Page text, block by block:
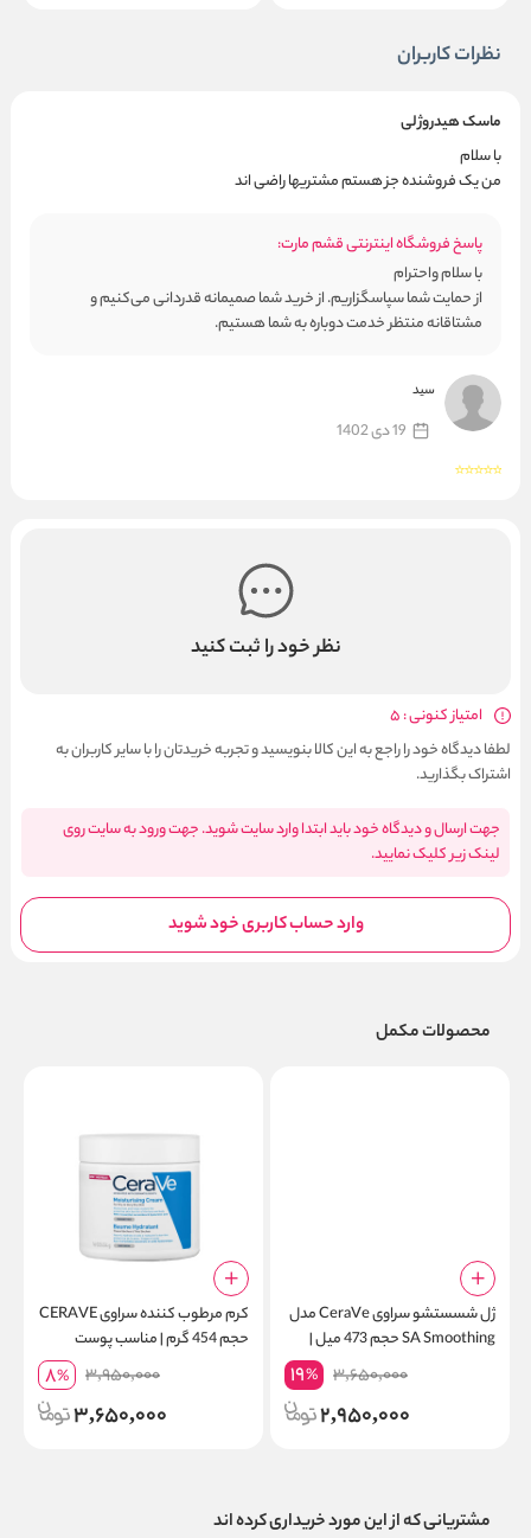
نظرات کاربران
ماسک هیدروژلی
با سلام
من یک فروشنده جز هستم مشتریها راضی اند
پاسخ فروشگاه اینترنتی قشم مارت:
با سلام واحترام
از حمایت شما سپاسگزاریم. از خرید شما صمیمانه قدردانی می‌کنیم و
مشتاقانه منتظر خدمت دوباره به شما هستیم.
سید
19 دی 1402
نظر خود را ثبت کنید
امتیاز کنونی : 5
لطفا دیدگاه خود را راجع به این کالا بنویسید و تجربه خریدتان را با سایر کاربران به
اشتراک بگذارید.
جهت ارسال و دیدگاه خود باید ابتدا وارد سایت شوید. جهت ورود به سایت روی
لینک زیر کلیک نمایید.
وارد حساب کاربری خود شوید
محصولات مکمل
ژل شسستشو سراوی CeraVe مدل
SA Smoothing حجم 473 میل |
صاف و نرم کننده پوست زبر و خشک
3,650,000
19%
2,950,000
کرم مرطوب کننده سراوی CERAVE
حجم 454 گرم | مناسب پوست
3,950,000
8%
3,650,000
مشتریانی که از این مورد خریداری کرده اند